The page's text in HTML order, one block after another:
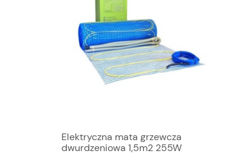
Elektryczna mata grzewcza
dwurdzeniowa 1,5m2 255W